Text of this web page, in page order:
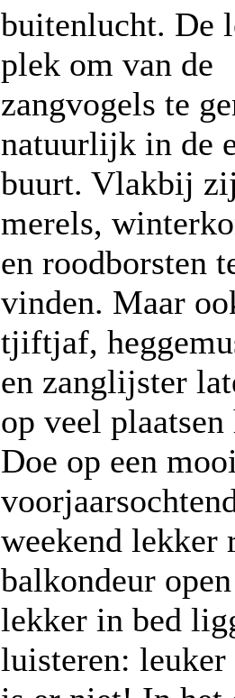
buitenlucht. De
plek om van de
zangvogels te
natuurlijk in de
buurt. Vlakbij
merels,
en roodborsten
vinden. Maar
tjiftjaf,
en zanglijster
op veel plaatsen
Doe op een
weekend lekker
balkondeur
lekker in bed
luisteren: leuker